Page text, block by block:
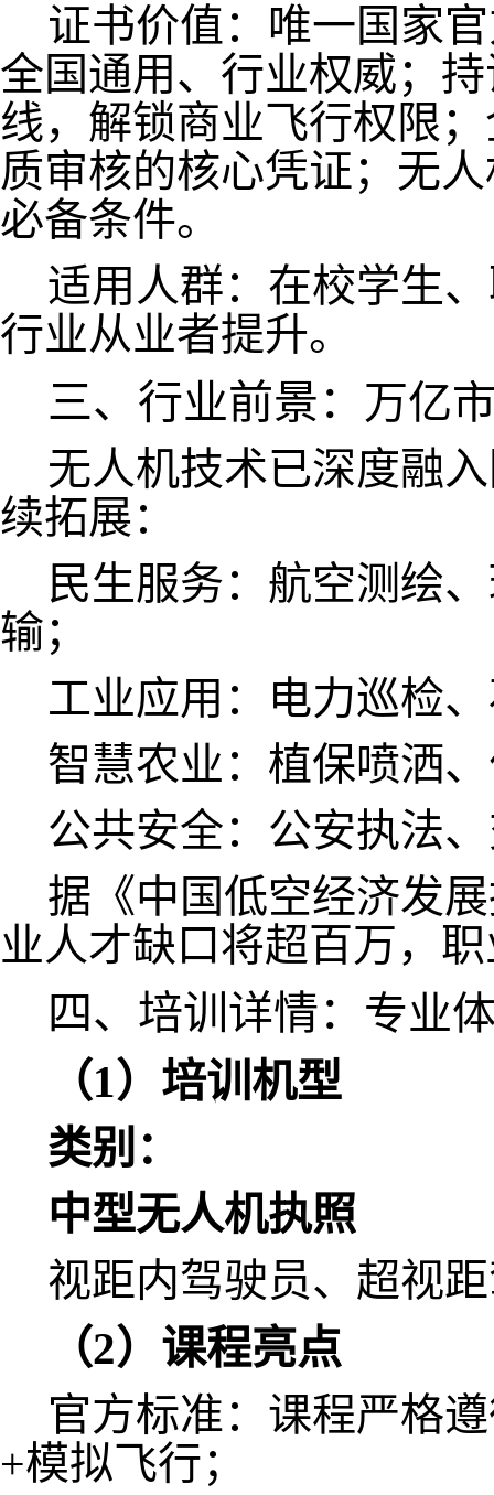
证书价值：唯一国家
全国通用、行业权威；
线，解锁商业飞行权限
质审核的核心凭证；无
必备条件。
适用人群：在校学生
行业从业者提升。
三、行业前景： 万亿
无人机技术已深度融
续拓展：
民生服务：航空测绘
输；
工业应用：电力巡检
智慧农业：植保喷洒
公共安全：公安执法
据《中国低空经济发
业人才缺口将超百万，
四、培训详情： 专业
（1）培训机型
类别：
中型无人机执照
视距内驾驶员、超视
（2）课程亮点
官方标准：课程严格
+模拟飞行；